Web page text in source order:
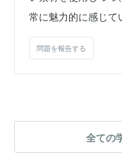
常に魅力的に感じて
問題を報告する
全ての